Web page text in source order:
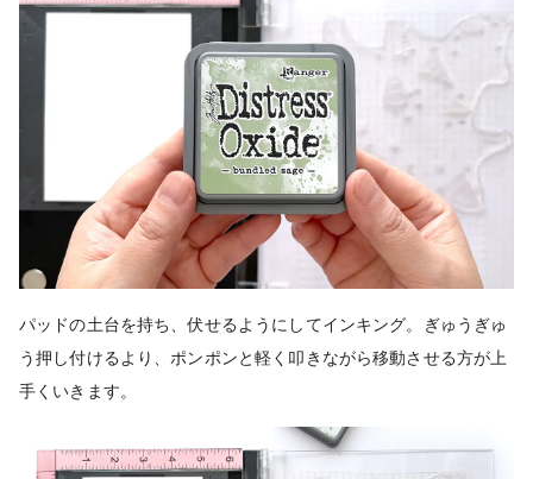
パッドの土台を持ち、伏せるようにしてインキング。ぎゅうぎゅ
う押し付けるより、ポンポンと軽く叩きながら移動させる方が上
手くいきます。